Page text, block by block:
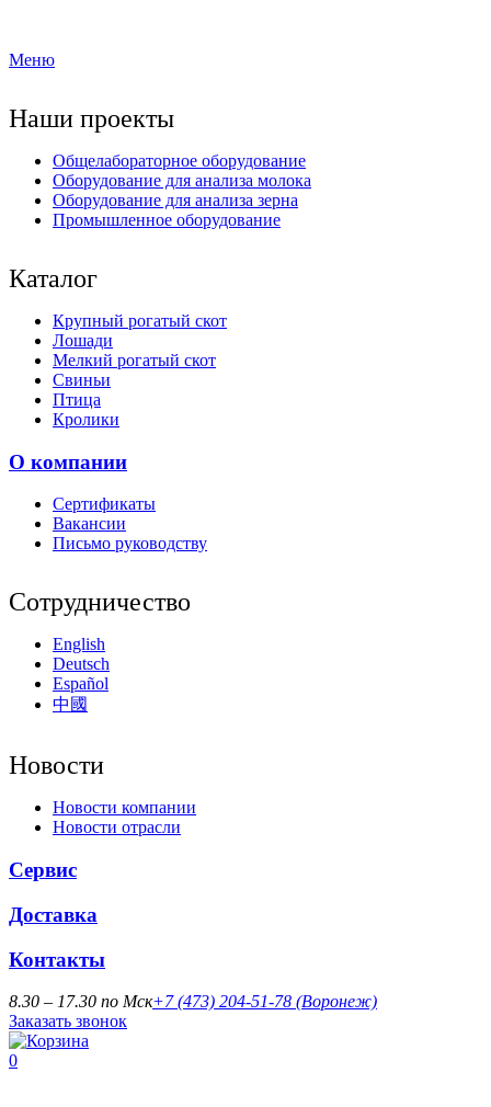
Меню
Наши проекты
Общелабораторное оборудование
Оборудование для анализа молока
Оборудование для анализа зерна
Промышленное оборудование
Каталог
Крупный рогатый скот
Лошади
Мелкий рогатый скот
Свиньи
Птица
Кролики
О компании
Сертификаты
Вакансии
Письмо руководству
Сотрудничество
English
Deutsch
Español
中國
Новости
Новости компании
Новости отрасли
Сервис
Доставка
Контакты
8.30 – 17.30 по Мск+7 (473) 204-51-78 (Воронеж)
Заказать звонок
0